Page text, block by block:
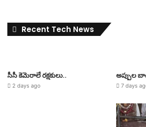
Recent Tech News
సీసీ కెమెరాలే రక్షకులు..
2 days ago
అప్పుల
7 days